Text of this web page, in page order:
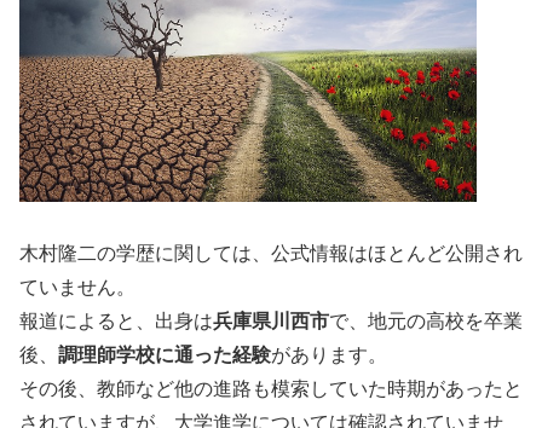
木村隆二の学歴に関しては、公式情報はほとんど公開され
ていません。
報道によると、出身は兵庫県川西市で、地元の高校を卒業
後、 調理師学校に通った経験があります。
その後、教師など他の進路も模索していた時期があったと
されていますが、大学進学については確認されていませ